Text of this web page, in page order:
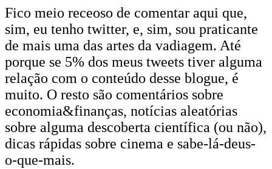
Fico meio receoso de comentar aqui que,
sim, eu tenho twitter, e, sim, sou praticante
de mais uma das artes da vadiagem. Até
porque se 5% dos meus tweets tiver alguma
relação com o conteúdo desse blogue, é
muito. O resto são comentários sobre
economia&finanças, notícias aleatórias
sobre alguma descoberta científica (ou não),
dicas rápidas sobre cinema e sabe-lá-deus-
o-que-mais.